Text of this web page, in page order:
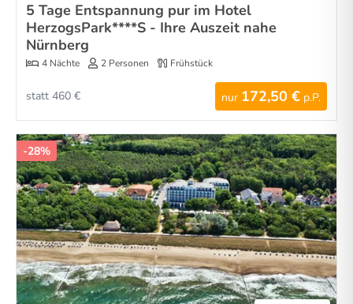
5 Tage Entspannung pur im Hotel
HerzogsPark****S - Ihre Auszeit nahe
Nürnberg
4 Nächte 2 Personen Frühstück
nur 172,50 € p.P.
statt 460 €
-28%